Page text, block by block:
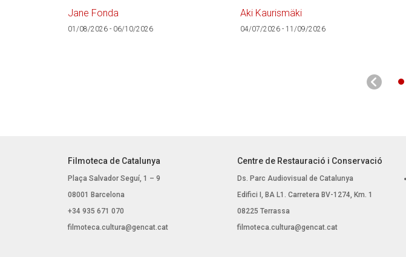
Jane Fonda
01/08/2026 - 06/10/2026
Aki Kaurismäki
04/07/2026 - 11/09/2026
Filmoteca de Catalunya
Plaça Salvador Seguí, 1 – 9
08001 Barcelona
+34 935 671 070
filmoteca.cultura@gencat.cat
Centre de Restauració i Conservació
Ds. Parc Audiovisual de Catalunya
Edifici I, BA L1. Carretera BV-1274, Km. 1
08225 Terrassa
filmoteca.cultura@gencat.cat